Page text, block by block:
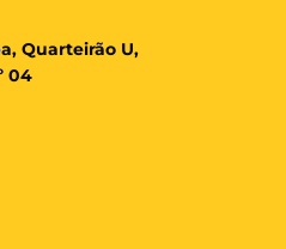
Quarteirão U,
04